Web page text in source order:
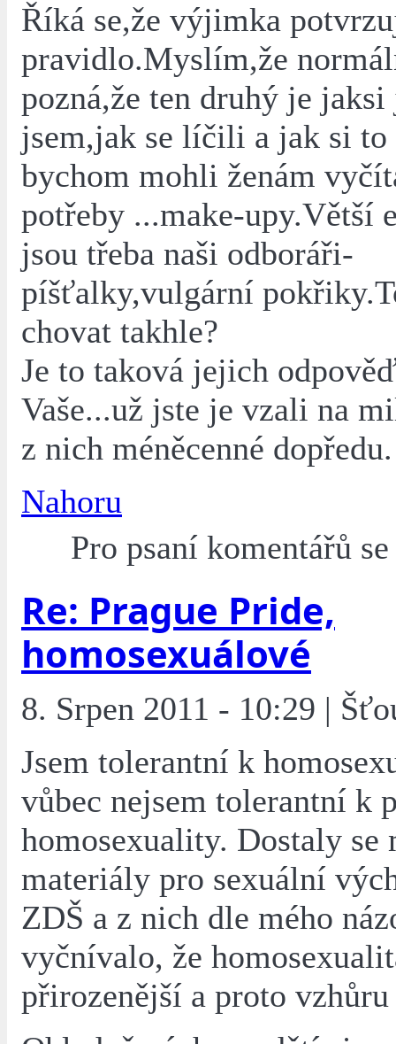
Říká se,že výjimka
pravidlo.Myslím,že
pozná,že ten druhý je
jsem,jak se líčili a jak si
bychom mohli ženám
potřeby ...make-upy.Větší
jsou třeba naši odboráři-
píšťalky,vulgární
chovat takhle?
Je to taková jejich
Vaše...už jste je vzali na
z nich méněcenné dopředu.
Nahoru
Pro psaní komentářů
Re: Prague Pride,
homosexuálové
8. Srpen 2011 - 10:29 |
Jsem tolerantní k
vůbec nejsem tolerantní k
homosexuality. Dostaly se
materiály pro sexuální
ZDŠ a z nich dle mého
vyčnívalo, že
přirozenější a proto